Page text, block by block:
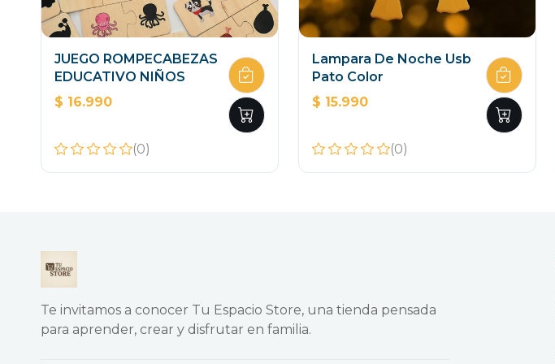
JUEGO ROMPECABEZAS
EDUCATIVO NIÑOS
$ 16.990
(0)
Lampara De Noche Usb
Pato Color
$ 15.990
(0)
Te invitamos a conocer Tu Espacio Store, una tienda pensada
para aprender, crear y disfrutar en familia.